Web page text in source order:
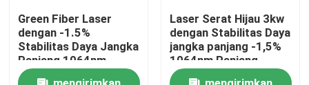
Tentang kami
Tur Pabrik
Green Fiber Laser
dengan -1.5%
Stabilitas Daya Jangka
Panjang 1064nm
Panjang Gelombang
Laser Serat Hijau 3kw
dengan Stabilitas Daya
jangka panjang -1,5%
1064nm Panjang
Gelombang untuk